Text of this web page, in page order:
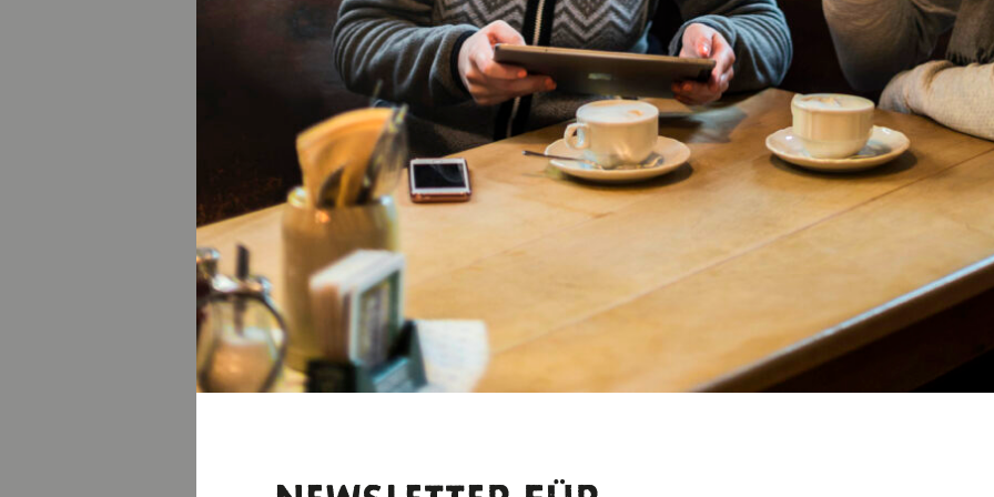
© Tölzer Land Tourismus, Harald Kübler © Tourist-Information